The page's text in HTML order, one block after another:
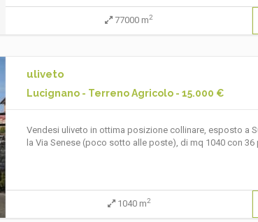
77000 m2
uliveto
Lucignano - Terreno Agricolo - 15.000 €
Vendesi uliveto in ottima posizione collinare, esposto a
la Via Senese (poco sotto alle poste), di mq 1040 con 36
1040 m2